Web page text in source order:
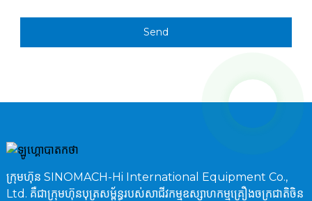
Send
ក្រុមហ៊ុន SINOMACH-Hi International Equipment Co.,
Ltd. គឺជាក្រុមហ៊ុនបុត្រសម្ព័ន្ធរបស់សាជីវកម្មឧស្សាហកម្មគ្រឿងចក្រជាតិចិន